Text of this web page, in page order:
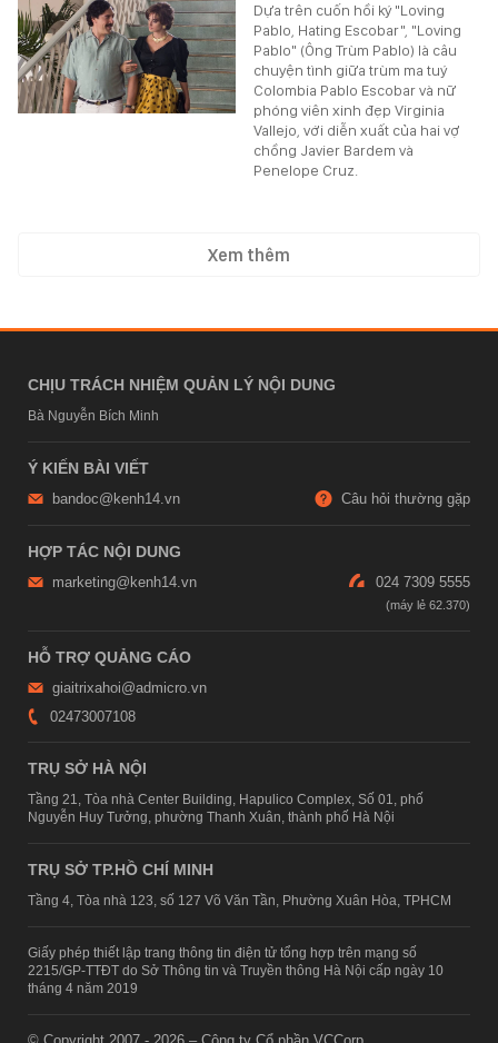
Dựa trên cuốn hồi ký "Loving
Pablo, Hating Escobar", "Loving
Pablo" (Ông Trùm Pablo) là câu
chuyện tình giữa trùm ma tuý
Colombia Pablo Escobar và nữ
phóng viên xinh đẹp Virginia
Vallejo, với diễn xuất của hai vợ
chồng Javier Bardem và
Penelope Cruz.
Xem thêm
CHỊU TRÁCH NHIỆM QUẢN LÝ NỘI DUNG
Bà Nguyễn Bích Minh
Ý KIẾN BÀI VIẾT
bandoc@kenh14.vn Câu hỏi thường gặp
HỢP TÁC NỘI DUNG
marketing@kenh14.vn 024 7309 5555
HỖ TRỢ QUẢNG CÁO
giaitrixahoi@admicro.vn
02473007108
TRỤ SỞ HÀ NỘI
Tầng 21, Tòa nhà Center Building, Hapulico Complex, Số 01, phố
Nguyễn Huy Tưởng, phường Thanh Xuân, thành phố Hà Nội
TRỤ SỞ TP.HỒ CHÍ MINH
Tầng 4, Tòa nhà 123, số 127 Võ Văn Tần, Phường Xuân Hòa, TPHCM
Giấy phép thiết lập trang thông tin điện tử tổng hợp trên mạng số
2215/GP-TTĐT do Sở Thông tin và Truyền thông Hà Nội cấp ngày 10
tháng 4 năm 2019